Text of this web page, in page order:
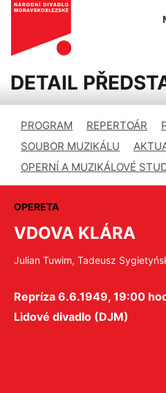
DETAIL
PROGRAM REPERTOÁR
SOUBOR MUZIKÁLU
OPERNÍ A MUZIKÁLOVÉ
OPERETA
VDOVA KLÁRA
Julian Tuwim, Tadeusz
Repríza 6.6.1949, 19:00
Lidové divadlo (DJM)